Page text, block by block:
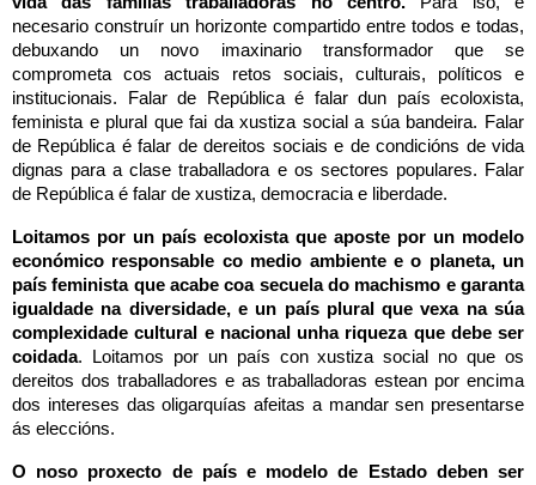
necesario construír un horizonte compartido entre todos e todas,
debuxando un novo imaxinario transformador que se
comprometa cos actuais retos sociais, culturais, políticos e
institucionais. Falar de República é falar dun país ecoloxista,
feminista e plural que fai da xustiza social a súa bandeira. Falar
de República é falar de dereitos sociais e de condicións de vida
dignas para a clase traballadora e os sectores populares. Falar
de República é falar de xustiza, democracia e liberdade.
Loitamos por un país ecoloxista que aposte por un modelo
económico responsable co medio ambiente e o planeta, un
país feminista que acabe coa secuela do machismo e garanta
igualdade na diversidade, e un país plural que vexa na súa
complexidade cultural e nacional unha riqueza que debe ser
coidada. Loitamos por un país con xustiza social no que os
dereitos dos traballadores e as traballadoras estean por encima
dos intereses das oligarquías afeitas a mandar sen presentarse
ás eleccións.
O noso proxecto de país e modelo de Estado deben ser